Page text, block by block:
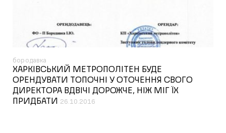
бородавка
ХАРКІВСЬКИЙ МЕТРОПОЛІТЕН БУДЕ
ОРЕНДУВАТИ ТОПОЧНІ У ОТОЧЕННЯ СВОГО
ДИРЕКТОРА ВДВІЧІ ДОРОЖЧЕ, НІЖ МІГ ЇХ
ПРИДБАТИ
26.10.2016